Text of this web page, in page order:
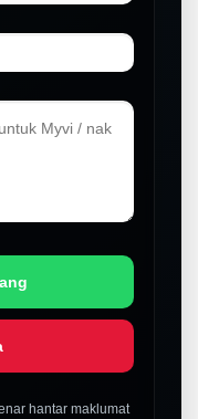
hantar maklumat